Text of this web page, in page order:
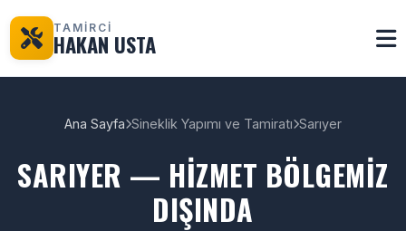
TAMİRCİ
HAKAN USTA
Ana Sayfa Sineklik Yapımı ve Tamiratı Sarıyer
SARIYER — HIZMET BÖLGEMIZ
DIŞINDA